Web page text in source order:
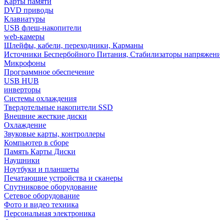
DVD приводы
Клавиатуры
USB флеш-накопители
web-камеры
Шлейфы, кабели, переходники, Карманы
Источники Беспербойного Питания, Стабилизаторы
Микрофоны
Программное обеспечение
USB HUB
инверторы
Системы охлаждения
Твердотельные накопители SSD
Внешние жесткие диски
Охлаждение
Звуковые карты, контроллеры
Компьютер в сборе
Память Карты Диски
Наушники
Ноутбуки и планшеты
Печатающие устройства и сканеры
Спутниковое оборудование
Сетевое оборудование
Фото и видео техника
Персональная электроника